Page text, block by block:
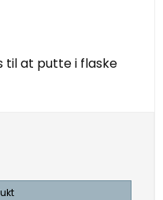
til at putte i flaske